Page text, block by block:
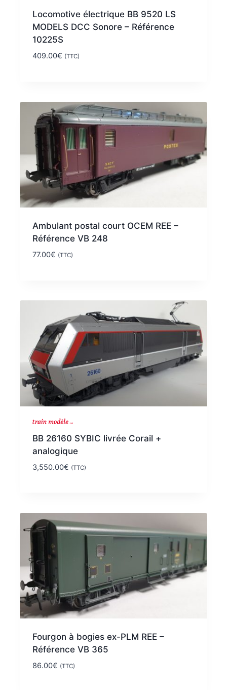
Locomotive électrique BB 9520 LS
MODELS DCC Sonore – Référence
10225S
409.00€ (TTC)
Ambulant postal court OCEM REE –
Référence VB 248
77.00€ (TTC)
BB 26160 SYBIC livrée Corail +
analogique
3,550.00€ (TTC)
Fourgon à bogies ex-PLM REE –
Référence VB 365
86.00€ (TTC)